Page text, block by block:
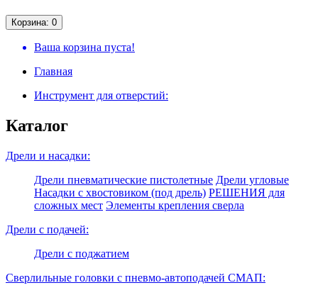
Корзина: 0
Ваша корзина пуста!
Главная
Инструмент для отверстий:
Каталог
Дрели и насадки:
Дрели пневматические пистолетные Дрели угловые
Насадки с хвостовиком (под дрель) РЕШЕНИЯ для
сложных мест Элементы крепления сверла
Дрели с подачей:
Дрели с поджатием
Сверлильные головки с пневмо-автоподачей СМАП: